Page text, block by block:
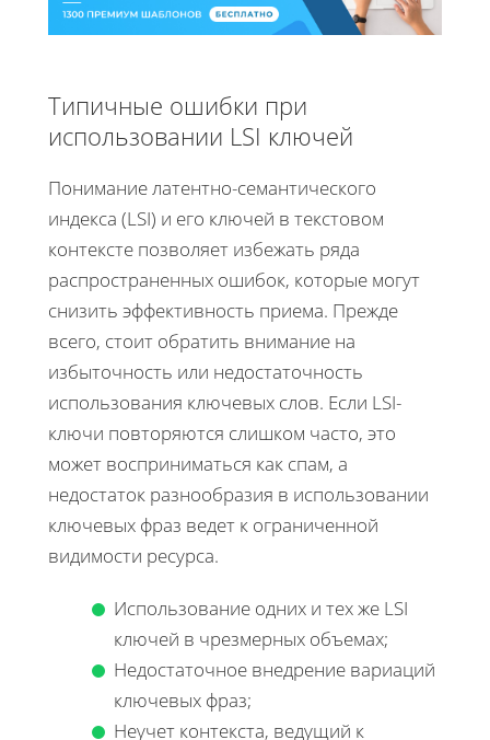
Типичные ошибки при
использовании LSI ключей
Понимание латентно-семантического
индекса (LSI) и его ключей в текстовом
контексте позволяет избежать ряда
распространенных ошибок, которые могут
снизить эффективность приема. Прежде
всего, стоит обратить внимание на
избыточность или недостаточность
использования ключевых слов. Если LSI-
ключи повторяются слишком часто, это
может восприниматься как спам, а
недостаток разнообразия в использовании
ключевых фраз ведет к ограниченной
видимости ресурса.
Использование одних и тех же LSI
ключей в чрезмерных объемах;
Недостаточное внедрение вариаций
ключевых фраз;
Неучет контекста, ведущий к